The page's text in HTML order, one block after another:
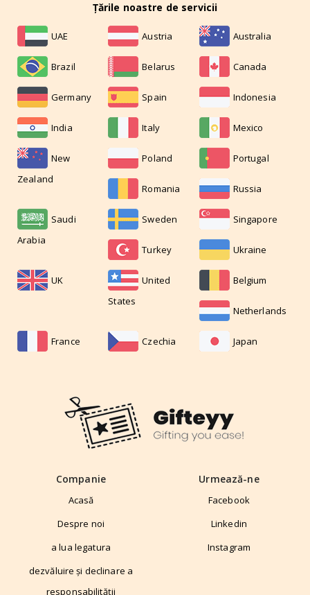
Țările noastre de servicii
UAE Austria Australia
Brazil Belarus Canada
Germany Spain Indonesia
India Italy Mexico
New
Zealand
Poland Portugal
Romania Russia
Saudi
Arabia
Sweden Singapore
Turkey Ukraine
UK
United
States
Belgium
Netherlands
France Czechia Japan
Companie
Acasă
Despre noi
a lua legatura
dezvăluire și declinare a
responsabilității
Urmează-ne
Facebook
Linkedin
Instagram